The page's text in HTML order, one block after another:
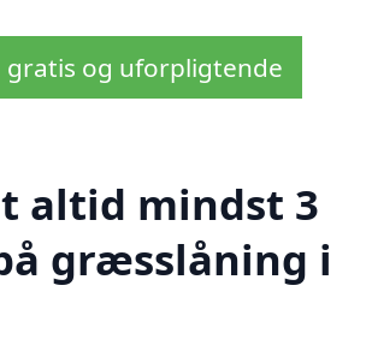
gratis og uforpligtende
altid mindst 3
græsslåning i